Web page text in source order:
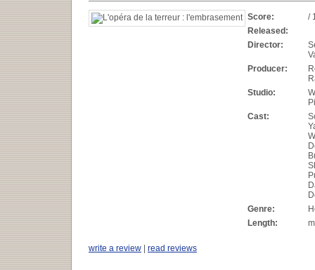
Score:
/
Released:
Director:
Producer:
Studio:
Cast:
Genre:
Length:
write a review | read reviews